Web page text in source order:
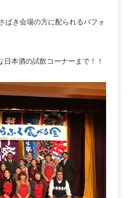
ばき会場の方に配られるパフォ
本酒の試飲コーナーまで！！